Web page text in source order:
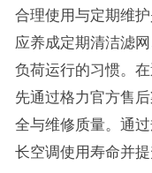
合理使用与定期维
应养成定期清洁滤
负荷运行的习惯。
先通过格力官方售
全与维修质量。通
长空调使用寿命并提